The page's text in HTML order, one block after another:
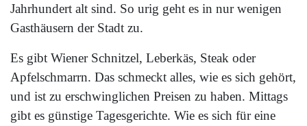
Jahrhundert alt sind. So urig geht es in nur wenigen
Gasthäusern der Stadt zu.
Es gibt Wiener Schnitzel, Leberkäs, Steak oder
Apfelschmarrn. Das schmeckt alles, wie es sich gehört,
und ist zu erschwinglichen Preisen zu haben. Mittags
gibt es günstige Tagesgerichte. Wie es sich für eine